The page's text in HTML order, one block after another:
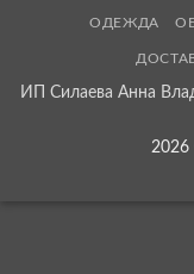
ОДЕЖДА
ИП Силаева Анна